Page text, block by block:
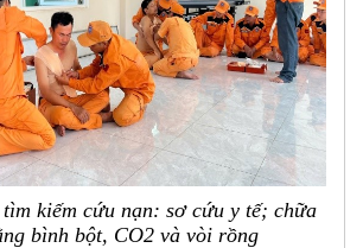
kiếm cứu nạn: sơ cứu y tế; chữa
bình bột, CO2 và vòi rồng